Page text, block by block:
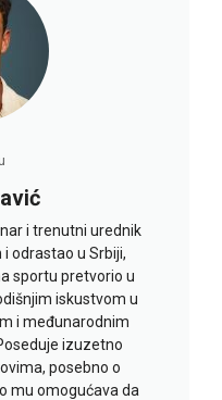
i trenutni urednik
odrastao u Srbiji,
sportu pretvorio u
iskustvom u
i međunarodnim
izuzetno
posebno o
mu omogućava da